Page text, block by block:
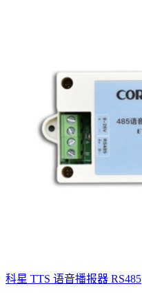
科星 TTS 语音播报器 RS485